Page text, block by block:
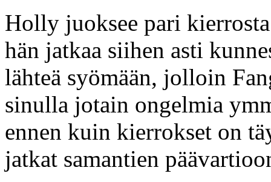
Holly juoksee pari
hän jatkaa siihen asti
lähteä syömään, jolloin
sinulla jotain ongelmia
ennen kuin kierrokset on
jatkat samantien